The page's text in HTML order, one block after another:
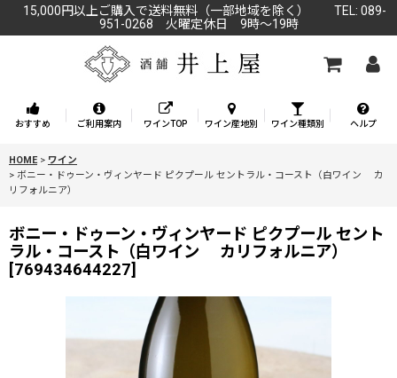
15,000円以上ご購入で送料無料（一部地域を除く） TEL: 089-
951-0268 火曜定休日 9時～19時
おすすめ ご利用案内 ワインTOP ワイン産地別 ワイン種類別 ヘルプ
HOME > ワイン
> ボニー・ドゥーン・ヴィンヤード ピクプール セントラル・コースト（白ワイン カ
リフォルニア）
ボニー・ドゥーン・ヴィンヤード ピクプール セント
ラル・コースト（白ワイン カリフォルニア）
[769434644227]